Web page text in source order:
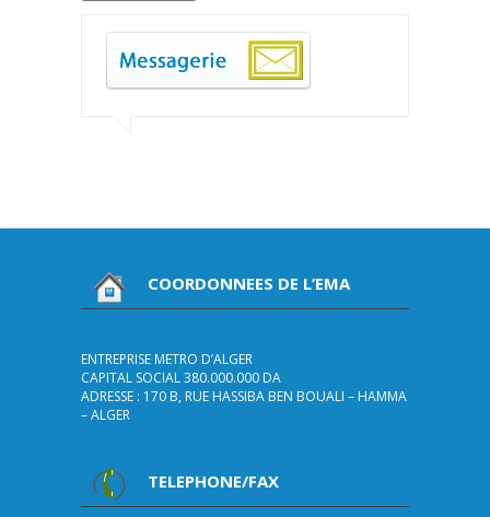
COORDONNEES DE L’EMA
ENTREPRISE METRO D’ALGER
CAPITAL SOCIAL 380.000.000 DA
ADRESSE : 170 B, RUE HASSIBA BEN BOUALI – HAMMA
– ALGER
TELEPHONE/FAX